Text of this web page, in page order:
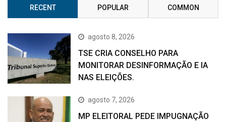
RECENT POPULAR COMMON
agosto 8, 2026
TSE CRIA CONSELHO PARA
MONITORAR DESINFORMAÇÃO E IA
NAS ELEIÇÕES.
agosto 7, 2026
MP ELEITORAL PEDE IMPUGNAÇÃO